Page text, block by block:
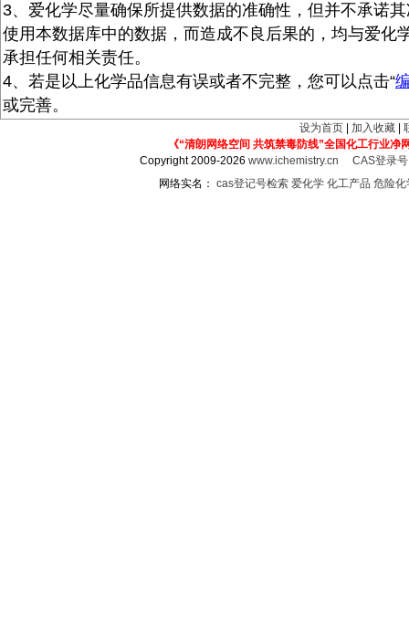
3、爱化学尽量确保所提供数据的准确性，但并不承诺
使用本数据库中的数据，而造成不良后果的，均与爱化
承担任何相关责任。
4、若是以上化学品信息有误或者不完整，您可以点击“
或完善。
设为首页 加入收藏
《“清朗网络空间 共筑禁毒防线”全国化工行业净
Copyright 2009-2026www.ichemistry.cn
CAS登录
网络实名： cas登记号检索 爱化学 化工产品 危险化